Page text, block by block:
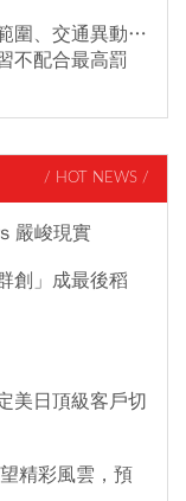
圍、交通異動…
不配合最高罰
/ HOT NEWS /
嚴峻現實
創」成最後稻
美日頂級客戶切
精彩風雲，預